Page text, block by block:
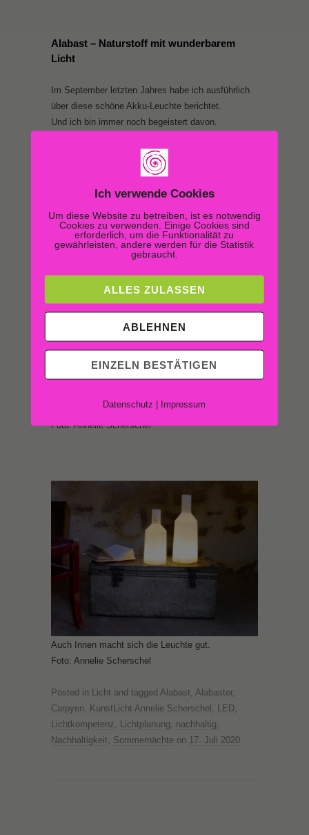
Alabast – Naturstoff mit wunderbarem
Licht
Im September letzten Jahres habe ich ausführlich
über diese schöne Akku-Leuchte berichtet.
Und ich bin immer noch begeistert davon.
vom letzten Jahr.
Alabast von Carpyyen
Foto: Annelie Scherschel
Auch Innen macht sich die Leuchte gut.
Foto: Annelie Scherschel
Posted in Licht and tagged Alabast, Alabaster,
Carpyen, KunstLicht Annelie Scherschel , LED,
Lichtkompetenz, Lichtplanung, nachhaltig,
Nachhaltigkeit, Sommernächte on 17. Juli 2020.
Ich verwende Cookies
Um diese Website zu betreiben, ist es notwendig
Cookies zu verwenden. Einige Cookies sind
erforderlich, um die Funktionalität zu
gewährleisten, andere werden für die Statistik
gebraucht.
ALLES ZULASSEN
ABLEHNEN
EINZELN BESTÄTIGEN
Datenschutz | Impressum